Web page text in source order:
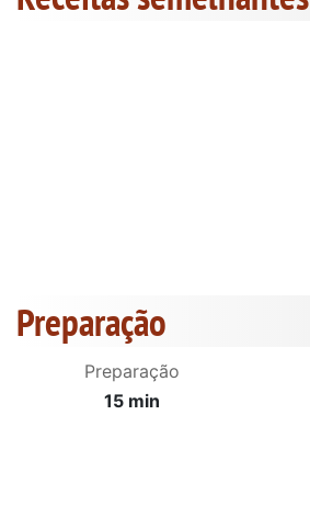
Preparação
Preparação
15 min